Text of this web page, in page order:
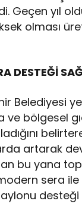
Geçen yıl
olması
DESTEĞİ
Belediyesi
ve bölgesel
artarak
bu yana
sera ile
desteği